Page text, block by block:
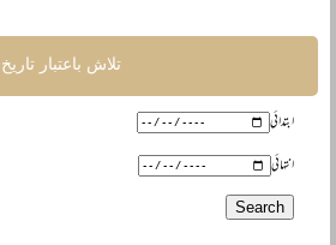
تلاش باعتبار تاریخ
ابتدائی
انتہائی